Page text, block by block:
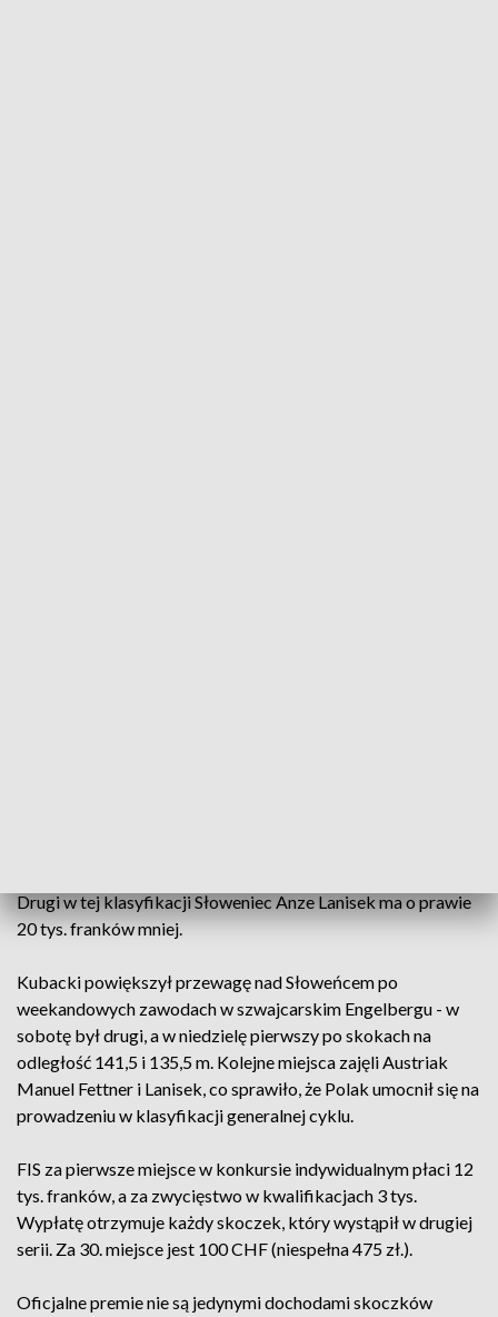
Drugi w tej klasyfikacji Słoweniec Anze Lanisek ma o prawie
20 tys. franków mniej.
Kubacki powiększył przewagę nad Słoweńcem po
weekandowych zawodach w szwajcarskim Engelbergu - w
sobotę był drugi, a w niedzielę pierwszy po skokach na
odległość 141,5 i 135,5 m. Kolejne miejsca zajęli Austriak
Manuel Fettner i Lanisek, co sprawiło, że Polak umocnił się na
prowadzeniu w klasyfikacji generalnej cyklu.
FIS za pierwsze miejsce w konkursie indywidualnym płaci 12
tys. franków, a za zwycięstwo w kwalifikacjach 3 tys.
Wypłatę otrzymuje każdy skoczek, który wystąpił w drugiej
serii. Za 30. miejsce jest 100 CHF (niespełna 475 zł.).
Oficjalne premie nie są jedynymi dochodami skoczków